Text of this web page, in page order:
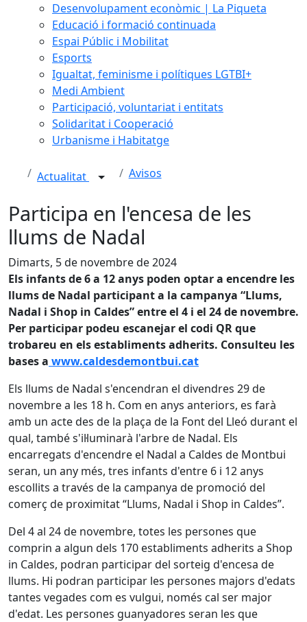
Desenvolupament econòmic | La Piqueta
Educació i formació continuada
Espai Públic i Mobilitat
Esports
Igualtat, feminisme i polítiques LGTBI+
Medi Ambient
Participació, voluntariat i entitats
Solidaritat i Cooperació
Urbanisme i Habitatge
Actualitat Avisos
Participa en l'encesa de les
llums de Nadal
Dimarts, 5 de novembre de 2024
Els infants de 6 a 12 anys poden optar a encendre les
llums de Nadal participant a la campanya “Llums,
Nadal i Shop in Caldes” entre el 4 i el 24 de novembre.
Per participar podeu escanejar el codi QR que
trobareu en els establiments adherits. Consulteu les
bases a www.caldesdemontbui.cat
Els llums de Nadal s'encendran el divendres 29 de
novembre a les 18 h. Com en anys anteriors, es farà
amb un acte des de la plaça de la Font del Lleó durant el
qual, també s'il·luminarà l'arbre de Nadal. Els
encarregats d'encendre el Nadal a Caldes de Montbui
seran, un any més, tres infants d'entre 6 i 12 anys
escollits a través de la campanya de promoció del
comerç de proximitat “Llums, Nadal i Shop in Caldes”.
Del 4 al 24 de novembre, totes les persones que
comprin a algun dels 170 establiments adherits a Shop
in Caldes, podran participar del sorteig d'encesa de
llums. Hi podran participar les persones majors d'edats
tantes vegades com es vulgui, només cal ser major
d'edat. Les persones guanyadores seran les que